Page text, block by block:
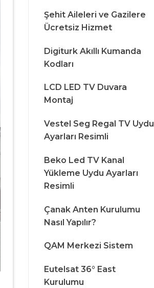
Şehit Aileleri ve Gazilere
Ücretsiz Hizmet
Digiturk Akıllı Kumanda
Kodları
LCD LED TV Duvara
Montaj
Vestel Seg Regal TV Uydu
Ayarları Resimli
Beko Led TV Kanal
Yükleme Uydu Ayarları
Resimli
Çanak Anten Kurulumu
Nasıl Yapılır?
QAM Merkezi Sistem
Eutelsat 36° East
Kurulumu